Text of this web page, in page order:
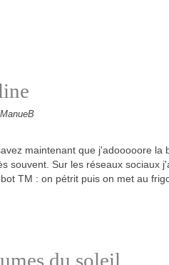
maintenant que j'adooooore la
souvent. Sur les réseaux sociaux
TM : on pétrit puis on met au
du soleil